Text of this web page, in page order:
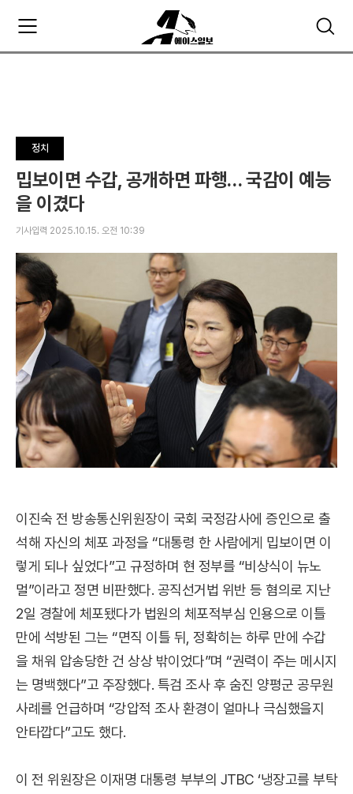
검
색
주
요
펼
치
기
정치
밉보이면 수갑, 공개하면 파행… 국감이 예능
을 이겼다
기사입력 2025.10.15. 오전 10:39
이진숙 전 방송통신위원장이 국회 국정감사에 증인으로 출
석해 자신의 체포 과정을 “대통령 한 사람에게 밉보이면 이
렇게 되나 싶었다”고 규정하며 현 정부를 “비상식이 뉴노
멀”이라고 정면 비판했다. 공직선거법 위반 등 혐의로 지난
2일 경찰에 체포됐다가 법원의 체포적부심 인용으로 이틀
만에 석방된 그는 “면직 이틀 뒤, 정확히는 하루 만에 수갑
을 채워 압송당한 건 상상 밖이었다”며 “권력이 주는 메시지
는 명백했다”고 주장했다. 특검 조사 후 숨진 양평군 공무원
사례를 언급하며 “강압적 조사 환경이 얼마나 극심했을지
안타깝다”고도 했다.
이 전 위원장은 이재명 대통령 부부의 JTBC ‘냉장고를 부탁